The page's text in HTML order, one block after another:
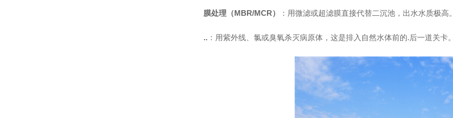
膜处理（MBR/MCR） ：用微滤或超滤膜直接代替二沉池，出水水质极高。
.. ：用紫外线、氯或臭氧杀灭病原体，这是排入自然水体前的.后一道关卡。